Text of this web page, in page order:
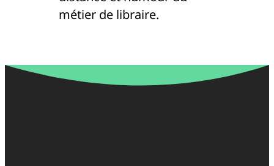
métier de libraire.